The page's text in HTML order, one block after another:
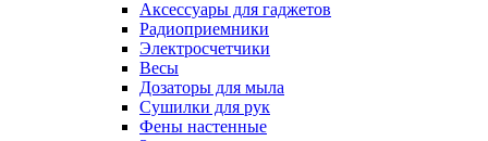
Аксессуары для гаджетов
Радиоприемники
Электросчетчики
Весы
Дозаторы для мыла
Сушилки для рук
Фены настенные